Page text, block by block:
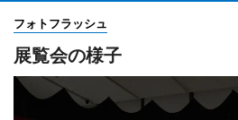
フォトフラッシュ
展覧会の様子